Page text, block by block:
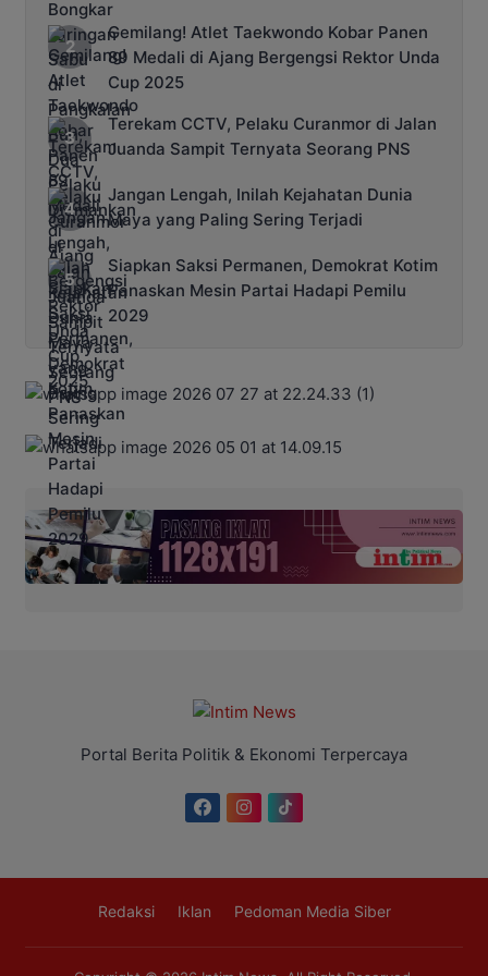
Gemilang! Atlet Taekwondo Kobar Panen
89 Medali di Ajang Bergengsi Rektor Unda
Cup 2025
Terekam CCTV, Pelaku Curanmor di Jalan
Juanda Sampit Ternyata Seorang PNS
Jangan Lengah, Inilah Kejahatan Dunia
Maya yang Paling Sering Terjadi
Siapkan Saksi Permanen, Demokrat Kotim
Panaskan Mesin Partai Hadapi Pemilu
2029
Portal Berita Politik & Ekonomi Terpercaya
Redaksi Iklan Pedoman Media Siber